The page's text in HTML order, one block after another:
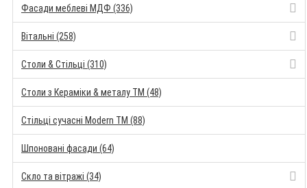
Фасади меблеві МДФ (336)
Вітальні (258)
Столи & Стільці (310)
Столи з Кераміки & металу TM (48)
Стільці сучасні Modern TM (88)
Шпоновані фасади (64)
Скло та вітражі (34)